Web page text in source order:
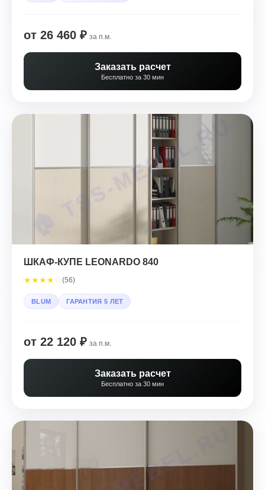
от 26 460 ₽ за п.м.
Заказать расчет
Бесплатно за 30 мин
ШКАФ-КУПЕ LEONARDO 840
★★★★ (56)
BLUM ГАРАНТИЯ 5 ЛЕТ
от 22 120 ₽ за п.м.
Заказать расчет
Бесплатно за 30 мин